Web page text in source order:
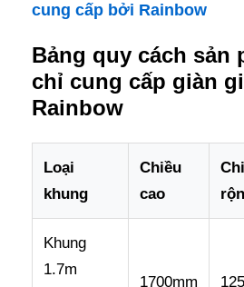
cung cấp bởi Rainbow
Bảng quy cách sản
chỉ cung cấp giàn
Rainbow
Loại
khung
Chiều
cao
Khung
1.7m
1700mm